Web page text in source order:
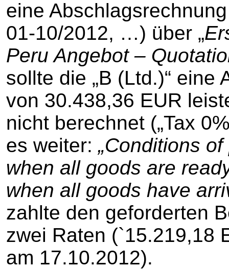
eine
01-10/2012, …) über „
Peru Angebot –
sollte die „B (Ltd.)“ eine
von 30.438,36 EUR
nicht berechnet („Tax
es weiter: „Conditions
when all goods are
when all goods have
zahlte den geforderten
zwei Raten (`15.219,18
am 17.10.2012).